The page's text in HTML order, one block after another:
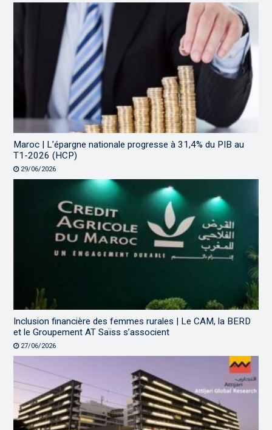
Maroc | L’épargne nationale progresse à 31,4% du PIB au
T1-2026 (HCP)
29/06/2026
Inclusion financière des femmes rurales | Le CAM, la BERD
et le Groupement AT Saïss s’associent
27/06/2026